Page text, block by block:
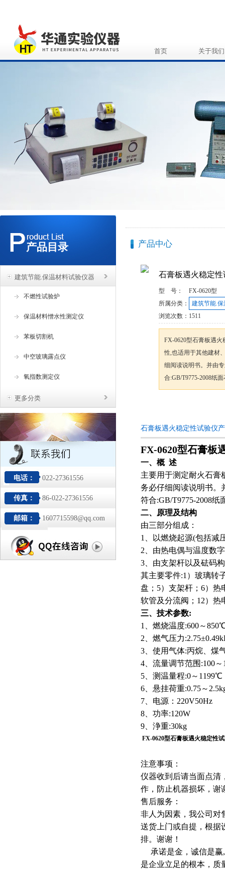
首页 关于我们
产品目录
建筑节能.保温材料试验仪器
不燃性试验炉
保温材料憎水性测定仪
苯板切割机
中空玻璃露点仪
氧指数测定仪
更多分类
电话： 022-27361556
传真： 86-022-27361556
邮箱： 1607715598@qq.com
产品中心
石膏板遇火稳定性
型 号：
FX-0620型
所属分类：
建筑节能.
浏览次数： 1511
FX-0620型石膏板遇
性,也适用于其他建材
细阅读说明书。并由
合:GB/T9775-2008纸
石膏板遇火稳定性试验仪
FX-0620型石膏板
一、概述
主要用于测定耐火石膏
务必仔细阅读说明书。
符合:GB/T9775-2008纸
二、原理及结构
由三部分组成：
1、以燃烧起源(包括减
2、由热电偶与温度数
3、由支架杆以及砝码
其主要零件:1）玻璃转
盘；5）支架杆；6）热
软管及分流阀；12）热
三、技术参数:
1、燃烧温度:600～
2、燃气压力
3、使用气体:丙烷、煤
4、流量调节范围:100～
5、测温量程:0～1199℃
6、悬挂荷重:0.75～
7、电源：220V50Hz
8、功率:120W
9、浄重:30kg
FX-0620型石膏板遇火稳定性
注意事项：
仪器收到后请当面点清
作，防止机器损坏，谢
售后服务：
非人为因素，我公司对
送货上门或自提，根据
排。谢谢！
承诺是金，诚信是赢,
是企业立足的根本，质